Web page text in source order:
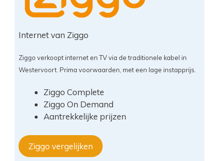
Internet van Ziggo
Ziggo verkoopt internet en TV via de traditionele kabel in
Westervoort. Prima voorwaarden, met een lage instapprijs.
Ziggo Complete
Ziggo On Demand
Aantrekkelijke prijzen
Ziggo vergelijken